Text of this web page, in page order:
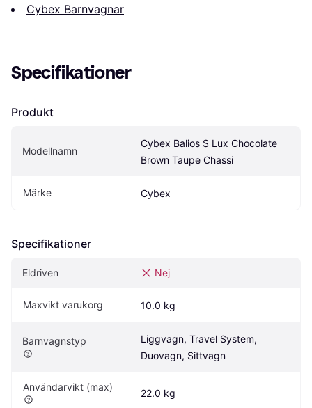
Cybex Barnvagnar
Specifikationer
Produkt
Modellnamn
Cybex Balios S Lux Chocolate
Brown Taupe Chassi
Märke Cybex
Specifikationer
Eldriven Nej
Maxvikt varukorg 10.0 kg
Barnvagnstyp
Liggvagn, Travel System,
Duovagn, Sittvagn
Användarvikt (max)
22.0 kg